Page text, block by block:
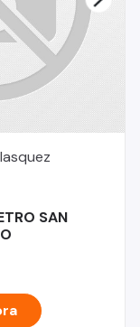
SAN